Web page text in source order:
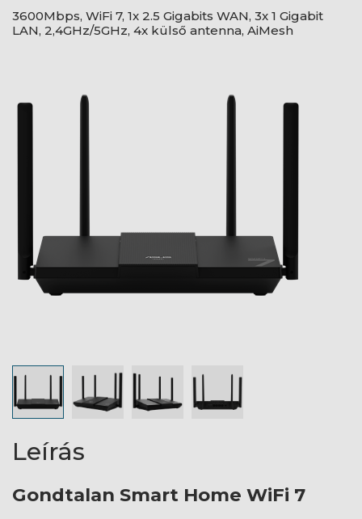
3600Mbps, WiFi 7, 1x 2.5 Gigabits WAN, 3x 1 Gigabit
LAN, 2,4GHz/5GHz, 4x külső antenna, AiMesh
Leírás
Gondtalan Smart Home WiFi 7